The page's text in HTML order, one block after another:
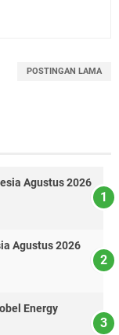
POSTINGAN LAMA
Agustus 2026
Agustus 2026
Energy